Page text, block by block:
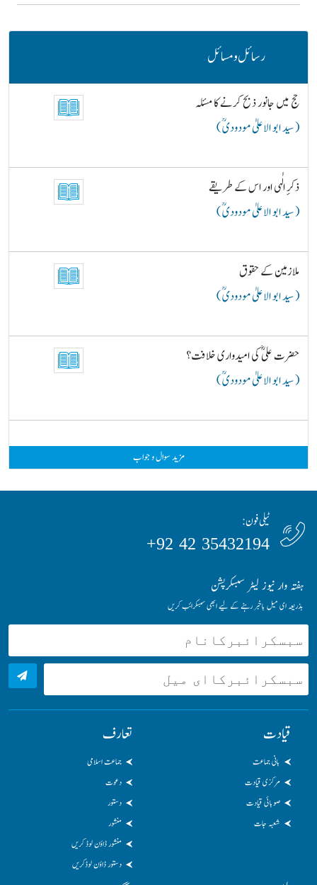
رسائل و مسائل
حج میں جانور ذبح کرنے کا مسئلہ
( سید ابو الاعلیٰ مودودیؒ )
ذکرِ الٰہی اور اس کے طریقے
( سید ابو الاعلیٰ مودودیؒ )
ملازمین کے حقوق
( سید ابو الاعلیٰ مودودیؒ )
حضرت علیؓ کی امیدواری خلافت؟
( سید ابو الاعلیٰ مودودیؒ )
مزید سوال و جواب
ٹیلی فون:
35432194 42 92+
ہفتہ وار نیوز لیٹر سبسکرپشن
بذریعہ ای میل باخبر رہنے کے لیے ابھی سبسکرائب کریں
قیادت
بانی جماعت
مرکزی قیادت
صوبائی قیادت
شعبہ جات
تعارف
جماعت اسلامی
دعوت
دستور
منشور
منشور ڈاؤن لوڈ کریں
دستور ڈاؤن لوڈکریں